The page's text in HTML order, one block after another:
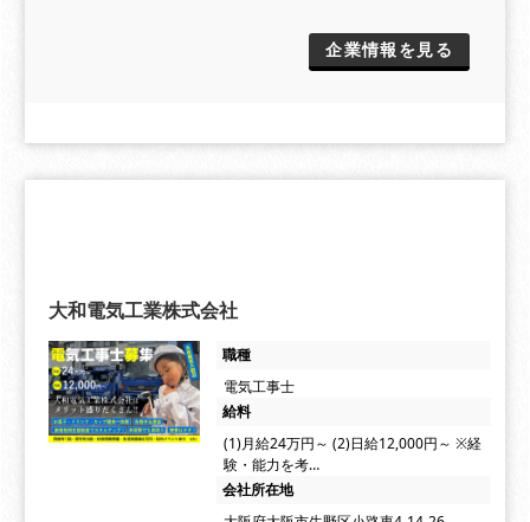
企業情報を見る
大和電気工業株式会社
職種
電気工事士
給料
(1)月給24万円～ (2)日給12,000円～ ※経
験・能力を考…
会社所在地